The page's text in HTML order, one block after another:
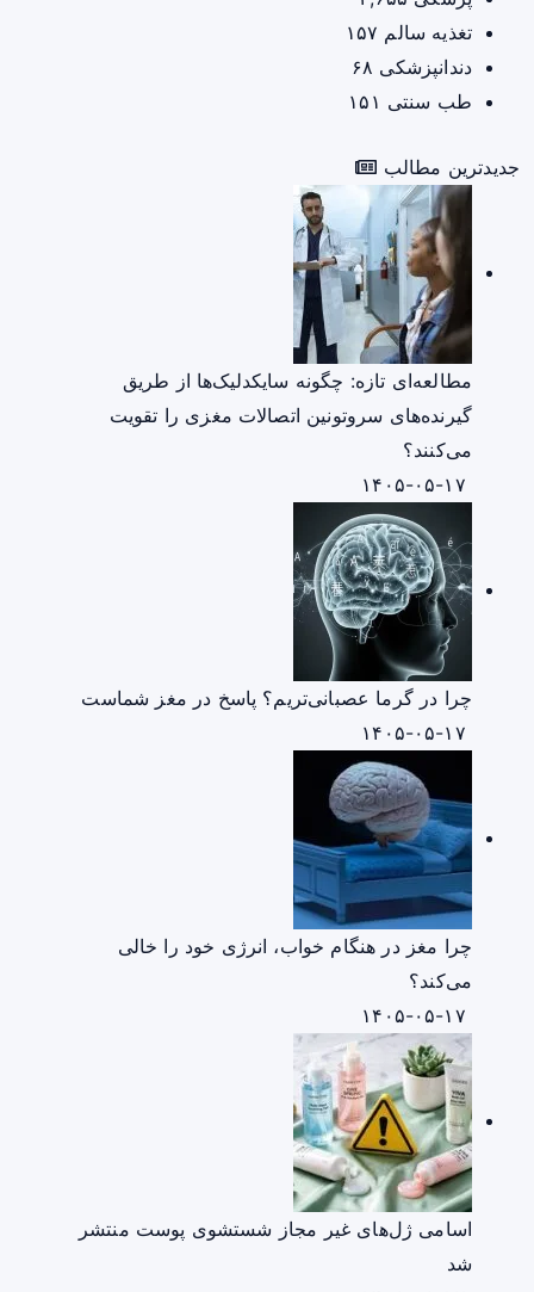
تغذیه سالم ۱۵۷
دندانپزشکی ۶۸
طب سنتی ۱۵۱
جدیدترین مطالب
مطالعه‌ای تازه: چگونه سایکدلیک‌ها از طریق
گیرنده‌های سروتونین اتصالات مغزی را تقویت
می‌کنند؟
چرا در گرما عصبانی‌تریم؟ پاسخ در مغز شماست
چرا مغز در هنگام خواب، انرژی خود را خالی
می‌کند؟
اسامی ژل‌های غیر مجاز شستشوی پوست منتشر
شد